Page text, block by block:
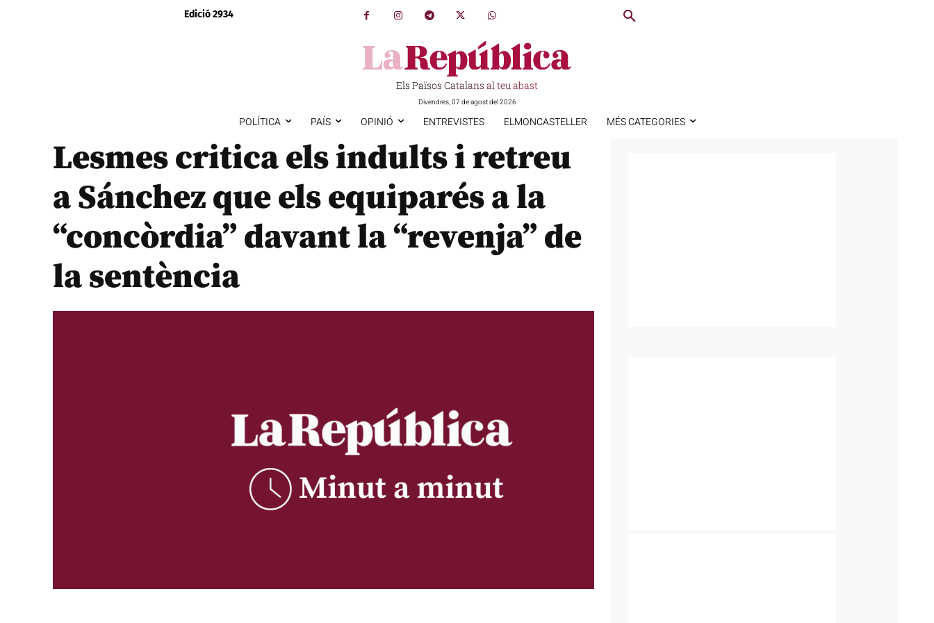
Edició 2934
Els Països Catalans al teu abast
Divendres, 07 de agost del 2026
POLÍTICA PAÍS OPINIÓ ENTREVISTES ELMONCASTELLER MÉS CATEGORIES
Lesmes critica els indults i retreu
a Sánchez que els equiparés a la
“concòrdia” davant la “revenja” de
la sentència